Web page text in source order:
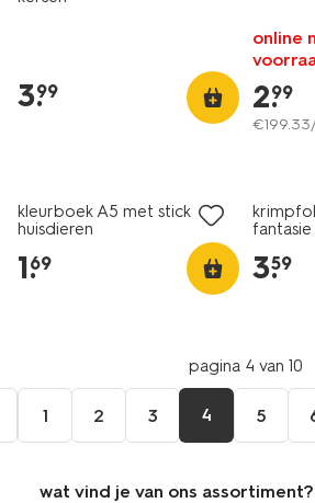
3.
99
online
2.
99
€199.33
kleurboek A5 met stickers
huisdieren
1.
69
fantasie
3.
59
pagina 4 van 10
1 2 3 4 5
wat vind je van ons assortiment?